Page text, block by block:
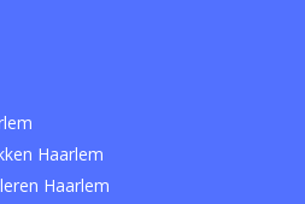
Haarlem
Haarlem